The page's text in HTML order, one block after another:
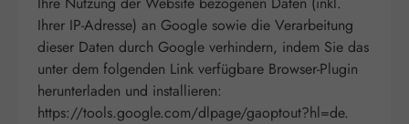
Ihrer IP-Adresse) an Google sowie die Verarbeitung
dieser Daten durch Google verhindern, indem Sie das
unter dem folgenden Link verfügbare Browser-Plugin
herunterladen und installieren:
https://tools.google.com/dlpage/gaoptout?hl=de.